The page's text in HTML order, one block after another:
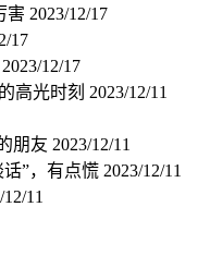
害 2023/12/17
17
2023/12/17
高光时刻 2023/12/11
朋友 2023/12/11
话”，有点慌 2023/12/11
11